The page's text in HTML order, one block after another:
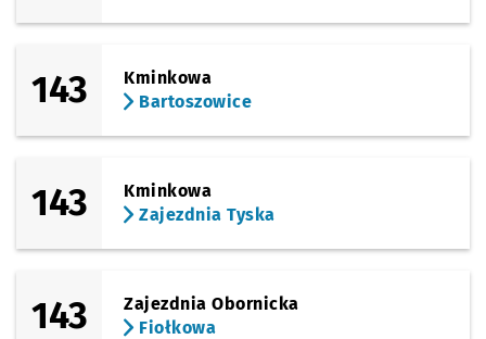
143
Kminkowa
Bartoszowice
143
Kminkowa
Zajezdnia Tyska
143
Zajezdnia Obornicka
Fiołkowa